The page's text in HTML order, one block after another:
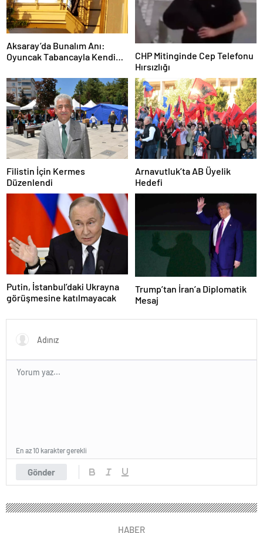
Aksaray’da Bunalım Anı:
Oyuncak Tabancayla Kendine
CHP Mitinginde Cep Telefonu
Hırsızlığı
Filistin İçin Kermes
Düzenlendi
Arnavutluk’ta AB Üyelik
Hedefi
Putin, İstanbul’daki Ukrayna
görüşmesine katılmayacak
Trump’tan İran’a Diplomatik
Mesaj
Gönder
En az 10 karakter gerekli
HABER